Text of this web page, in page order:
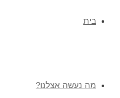
בית
מה נעשה אצלנו?